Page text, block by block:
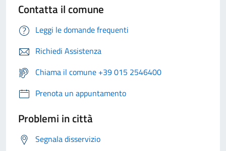
Contatta il comune
Leggi le domande frequenti
Richiedi Assistenza
Chiama il comune +39 015 2546400
Prenota un appuntamento
Problemi in città
Segnala disservizio